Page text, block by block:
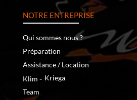
NOTRE ENTREPRISE
Qui sommes nous ?
Préparation
Assistance / Location
Klim ‐ Kriega
Team